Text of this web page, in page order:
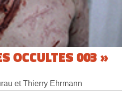
OCCULTES 003 »
et Thierry Ehrmann